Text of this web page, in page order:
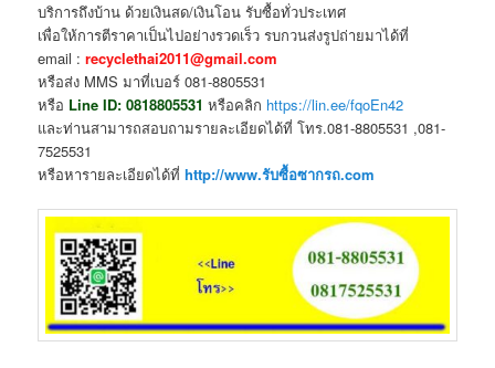
บริการถึงบ้าน ด้วยเงินสด/เงินโอน รับซื้อทั่วประเทศ
เพื่อให้การตีราคาเป็นไปอย่างรวดเร็ว รบกวนส่งรูปถ่ายมาได้ที่
email :recyclethai2011@gmail.com
หรือส่ง MMS มาที่เบอร์ 081-8805531
หรือ Line ID:0818805531 หรือคลิก https://lin.ee/fqoEn42
และท่านสามารถสอบถามรายละเอียดได้ที่ โทร.081-8805531 ,081-
7525531
หรือหารายละเอียดได้ที่ http://www.รับซื้อซากรถ.com